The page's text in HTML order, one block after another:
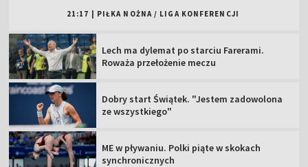
21:17 PIŁKA NOŻNA / LIGA KONFERENCJI
Lech ma dylemat po starciu Farerami.
Roważa przełożenie meczu
Dobry start Świątek. "Jestem zadowolona
ze wszystkiego"
ME w pływaniu. Polki piąte w skokach
synchronicznych